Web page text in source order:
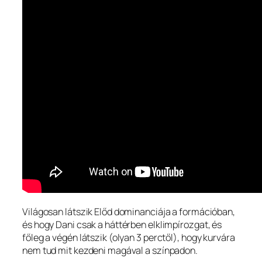
Világosan látszik Előd dominanciája a formációban,
és hogy Dani csak a háttérben elklimpírozgat, és
főleg a végén látszik (olyan 3 perctől), hogy kurvára
nem tud mit kezdeni magával a színpadon.